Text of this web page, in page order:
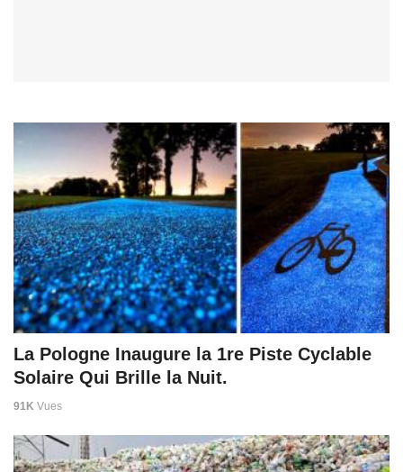
La Pologne Inaugure la 1re Piste Cyclable
Solaire Qui Brille la Nuit.
91K Vues